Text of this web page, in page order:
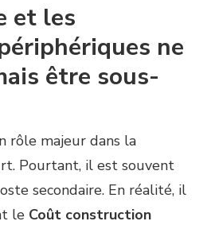
et les
ne
être sous-
rôle majeur dans la
Pourtant, il est souvent
secondaire. En réalité, il
le Coût construction